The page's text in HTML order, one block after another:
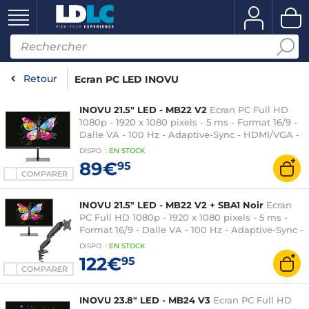
Retour Ecran PC LED INOVU
COMPARER
INOVU 21.5" LED - MB22 V2 Ecran PC Full HD
1080p - 1920 x 1080 pixels - 5 ms - Format 16/9 -
Dalle VA - 100 Hz - Adaptive-Sync - HDMI/VGA -
Noir
DISPO : EN STOCK
89€95
COMPARER
INOVU 21.5" LED - MB22 V2 + SBA1 Noir Ecran
PC Full HD 1080p - 1920 x 1080 pixels - 5 ms -
Format 16/9 - Dalle VA - 100 Hz - Adaptive-Sync -
HDMI/VGA - Noir + Support Moniteur jusqu'à 27"
(Max. 7 Kg)
DISPO : EN STOCK
122€95
INOVU 23.8" LED - MB24 V3 Ecran PC Full HD